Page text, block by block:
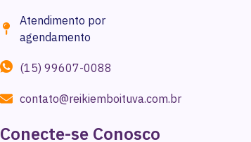
Atendimento por
agendamento
(15) 99607-0088
contato@reikiemboituva.com.br
Conecte-se Conosco